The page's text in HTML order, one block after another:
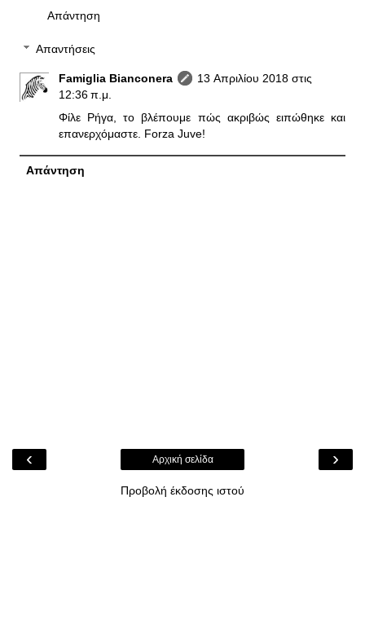
Απάντηση
Απαντήσεις
Famiglia Bianconera
13 Απριλίου 2018 στις
12:36 π.μ.
Φίλε Ρήγα, το βλέπουμε πώς ακριβώς ειπώθηκε και
επανερχόμαστε. Forza Juve!
Απάντηση
‹ ›
Αρχική σελίδα
Προβολή έκδοσης ιστού